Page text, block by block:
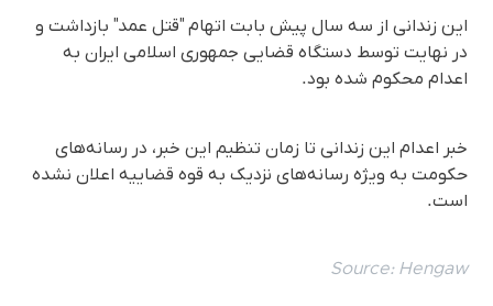
این زندانی از سه سال پیش بابت اتهام "قتل عمد" بازداشت و
در نهایت توسط دستگاه قضایی جمهوری اسلامی ایران به
اعدام محکوم شده بود.
خبر اعدام این زندانی تا زمان تنظیم این خبر، در رسانه‌های
حکومت به ویژه رسانه‌های نزدیک به قوه قضاییه اعلان نشده
است.
Source: Hengaw